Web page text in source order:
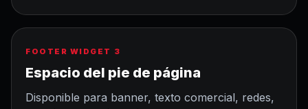
FOOTER WIDGET 3
Espacio del pie de página
Disponible para banner, texto comercial, redes,